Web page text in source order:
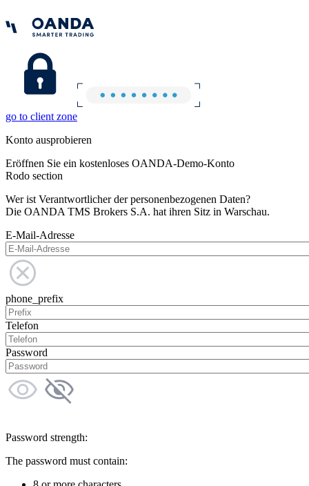
go to client zone
Konto ausprobieren
Eröffnen Sie ein kostenloses OANDA-Demo-Konto
Rodo section
Wer ist Verantwortlicher der personenbezogenen Daten?
Die OANDA TMS Brokers S.A. hat ihren Sitz in Warschau.
E-Mail-Adresse
phone_prefix
Telefon
Password
Password strength:
The password must contain: